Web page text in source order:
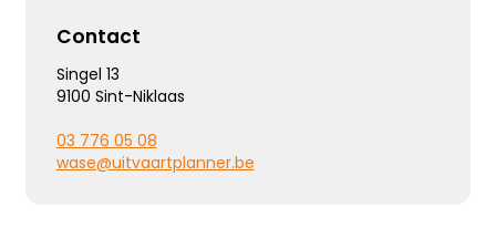
Contact
Singel 13
9100 Sint-Niklaas
03 776 05 08
wase@uitvaartplanner.be